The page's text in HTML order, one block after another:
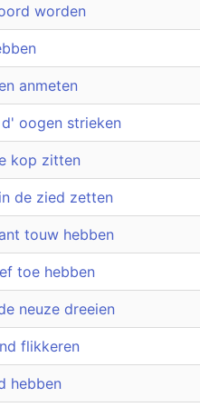
worden
anmeten
oogen strieken
kop zitten
de zied zetten
touw hebben
toe hebben
neuze dreeien
flikkeren
hebben